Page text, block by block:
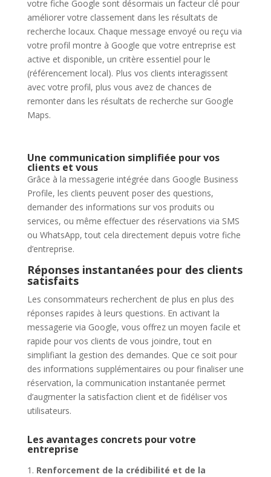
votre fiche Google sont désormais un facteur clé pour
améliorer votre classement dans les résultats de
recherche locaux. Chaque message envoyé ou reçu via
votre profil montre à Google que votre entreprise est
active et disponible, un critère essentiel pour le
(référencement local). Plus vos clients interagissent
avec votre profil, plus vous avez de chances de
remonter dans les résultats de recherche sur Google
Maps.
Une communication simplifiée pour vos
clients et vous
Grâce à la messagerie intégrée dans Google Business
Profile, les clients peuvent poser des questions,
demander des informations sur vos produits ou
services, ou même effectuer des réservations via SMS
ou WhatsApp, tout cela directement depuis votre fiche
d’entreprise.
Réponses instantanées pour des clients
satisfaits
Les consommateurs recherchent de plus en plus des
réponses rapides à leurs questions. En activant la
messagerie via Google, vous offrez un moyen facile et
rapide pour vos clients de vous joindre, tout en
simplifiant la gestion des demandes. Que ce soit pour
des informations supplémentaires ou pour finaliser une
réservation, la communication instantanée permet
d’augmenter la satisfaction client et de fidéliser vos
utilisateurs.
Les avantages concrets pour votre
entreprise
Renforcement de la crédibilité et de la